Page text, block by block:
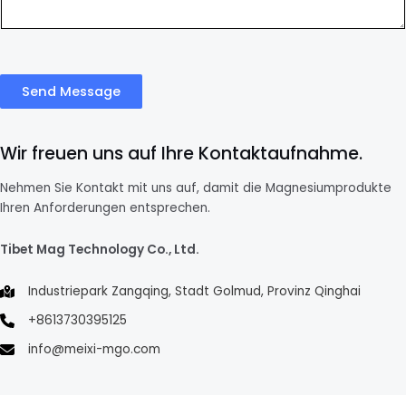
Send Message
Wir freuen uns auf Ihre Kontaktaufnahme.
Nehmen Sie Kontakt mit uns auf, damit die Magnesiumprodukte
Ihren Anforderungen entsprechen.
Tibet Mag Technology Co., Ltd.
Industriepark Zangqing, Stadt Golmud, Provinz Qinghai
+8613730395125
info@meixi-mgo.com